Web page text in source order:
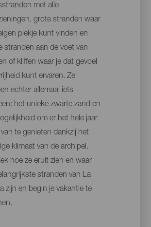
met alle
grote stranden waar
plekje kunt vinden en
stranden aan de voet van
of kliffen waar je dat gevoel
kunt ervaren. Ze
echter allemaal iets
het unieke zwarte zand en
om er het hele jaar
te genieten dankzij het
klimaat van de archipel.
hoe ze eruit zien en waar
stranden van La
zijn en begin je vakantie te